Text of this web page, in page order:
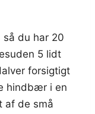
du har 20
5 lidt
forsigtigt
hindbær i en
af de små